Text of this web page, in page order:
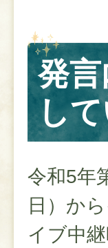
発
し
令和5年
日）か
イブ中